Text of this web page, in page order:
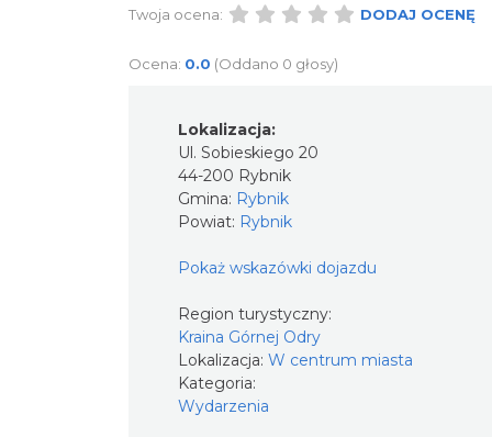
Twoja ocena: DODAJ OCENĘ
Ocena: 0.0 (Oddano 0 głosy)
Lokalizacja:
Ul. Sobieskiego 20
44-200 Rybnik
Gmina: Rybnik
Powiat: Rybnik
Pokaż wskazówki dojazdu
Region turystyczny:
Kraina Górnej Odry
Lokalizacja: W centrum miasta
Kategoria:
Wydarzenia